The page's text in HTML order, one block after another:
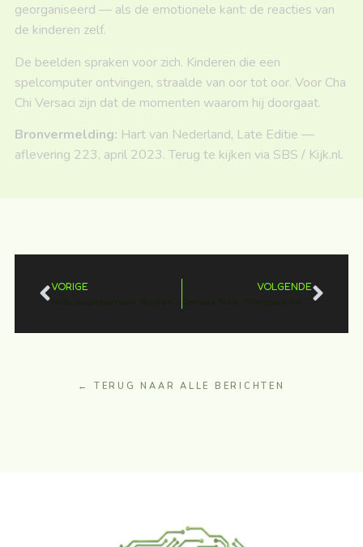
georganiseerd — als de emotionele kant: de reacties van
de kinderen zelf.
De beelden spraken voor zich. Kinderen die een
spelcomputer ontvingen, straalde van oor tot oor. Voor Cha
Chi Versaci zijn dat de momenten waarom hij doorgaat.
Bronvermelding: Hart van Nederland, Late Editie —
aflevering 223, april 2023. Terug te kijken via SBS / Kijk.nl.
VORIGE VOLGENDE
← TERUG NAAR ALLE BERICHTEN